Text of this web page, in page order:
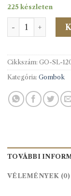
225 készleten
120749-20
Cikkszám: GO-SL-
Kategória: Gombok
TOVÁBBI
VÉLEMÉNYEK (0)